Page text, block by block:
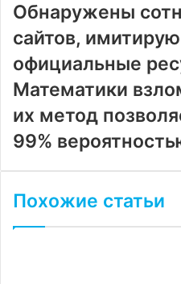
Обнаружены
сайтов,
официальные
Математики
их метод
99%
Похожие статьи